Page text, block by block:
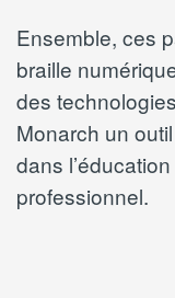
Ensemble, ces
braille
des
Monarch un
dans
professionnel.